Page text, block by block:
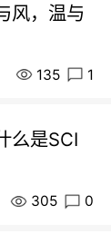
风，温与
135 1
么是SCI
305 0